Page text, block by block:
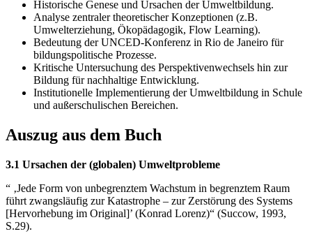
Historische Genese und Ursachen der Umweltbildung.
Analyse zentraler theoretischer Konzeptionen (z.B.
Umwelterziehung, Ökopädagogik, Flow Learning).
Bedeutung der UNCED-Konferenz in Rio de Janeiro für
bildungspolitische Prozesse.
Kritische Untersuchung des Perspektivenwechsels hin zur
Bildung für nachhaltige Entwicklung.
Institutionelle Implementierung der Umweltbildung in Schule
und außerschulischen Bereichen.
Auszug aus dem Buch
3.1 Ursachen der (globalen) Umweltprobleme
“ ‚Jede Form von unbegrenztem Wachstum in begrenztem Raum
führt zwangsläufig zur Katastrophe – zur Zerstörung des Systems
[Hervorhebung im Original]’ (Konrad Lorenz)“ (Succow, 1993,
S.29).